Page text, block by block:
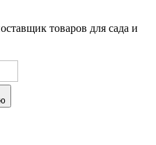
товаров для сада и